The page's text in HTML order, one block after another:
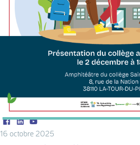
Facebook
LinkedInYoutube
16 octobre 2025